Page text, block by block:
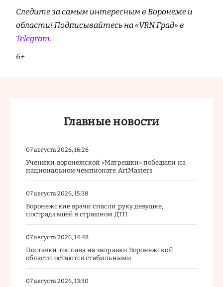
Следите за самым интересным в Воронеже и
области! Подписывайтесь на «VRN Град» в
Telegram.
6+
Главные новости
07 августа 2026, 16:26
Ученики воронежской «Матрешки» победили на
национальном чемпионате ArtMasters
07 августа 2026, 15:38
Воронежские врачи спасли руку девушке,
пострадавшей в страшном ДТП
07 августа 2026, 14:48
Поставки топлива на заправки Воронежской
области остаются стабильными
07 августа 2026, 13:30